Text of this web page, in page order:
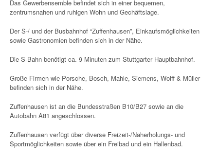
Das Gewerbensemble befindet sich in einer bequemen,
zentrumsnahen und ruhigen Wohn und Gechäftslage.
Der S-/ und der Busbahnhof “Zuffenhausen”, Einkaufsmöglichkeiten
sowie Gastronomien befinden sich in der Nähe.
Die S-Bahn benötigt ca. 9 Minuten zum Stuttgarter Hauptbahnhof.
Große Firmen wie Porsche, Bosch, Mahle, Siemens, Wolff & Müller
befinden sich in der Nähe.
Zuffenhausen ist an die Bundesstraßen B10/B27 sowie an die
Autobahn A81 angeschlossen.
Zuffenhausen verfügt über diverse Freizeit-/Naherholungs- und
Sportmöglichkeiten sowie über ein Freibad und ein Hallenbad.